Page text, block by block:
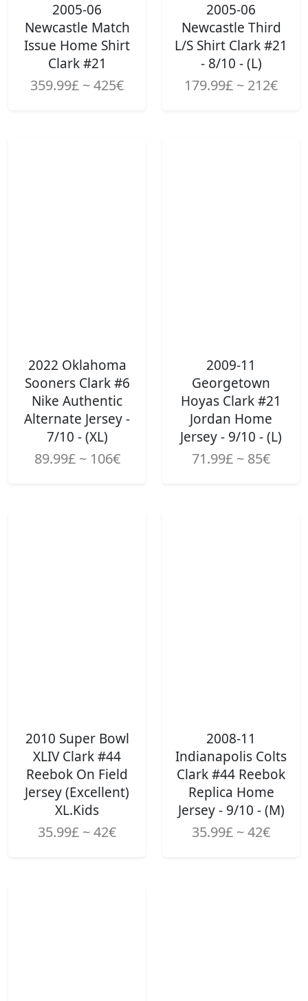
2005-06
Newcastle Match
Issue Home Shirt
Clark #21
359.99£ ~ 425€
2005-06
Newcastle Third
L/S Shirt Clark #21
- 8/10 - (L)
179.99£ ~ 212€
2022 Oklahoma
Sooners Clark #6
Nike Authentic
Alternate Jersey -
7/10 - (XL)
89.99£ ~ 106€
2009-11
Georgetown
Hoyas Clark #21
Jordan Home
Jersey - 9/10 - (L)
71.99£ ~ 85€
2010 Super Bowl
XLIV Clark #44
Reebok On Field
Jersey (Excellent)
XL.Kids
35.99£ ~ 42€
2008-11
Indianapolis Colts
Clark #44 Reebok
Replica Home
Jersey - 9/10 - (M)
35.99£ ~ 42€